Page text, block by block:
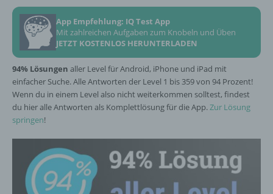
App Empfehlung: IQ Test App
Mit zahlreichen Aufgaben zum Knobeln und Üben
JETZT KOSTENLOS HERUNTERLADEN
94% Lösungen aller Level für Android, iPhone und iPad mit
einfacher Suche. Alle Antworten der Level 1 bis 359 von 94 Prozent!
Wenn du in einem Level also nicht weiterkommen solltest, findest
du hier alle Antworten als Komplettlösung für die App.Zur Lösung
springen!